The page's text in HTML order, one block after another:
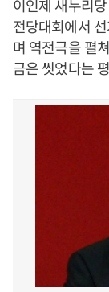
이인제 새누리
전당대회에서
며 역전극을 펼
금은 씻었다는